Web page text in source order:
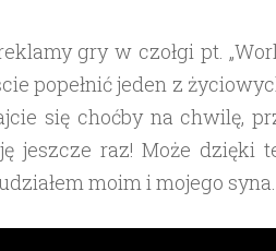
gry w czołgi pt.
popełnić jeden z
się choćby na chwilę,
jeszcze raz! Może dzięki
moim i mojego syna.